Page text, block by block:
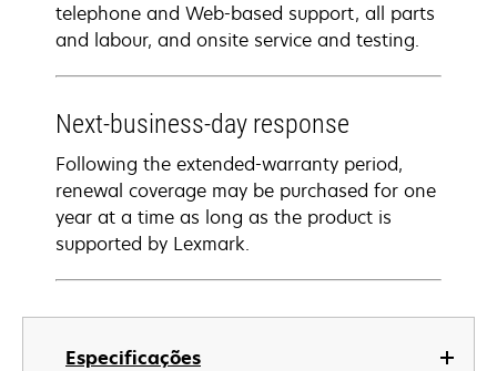
Especificações
telephone and Web-based support, all parts
and labour, and onsite service and testing.
Next-business-day response
Following the extended-warranty period,
renewal coverage may be purchased for one
year at a time as long as the product is
supported by Lexmark.